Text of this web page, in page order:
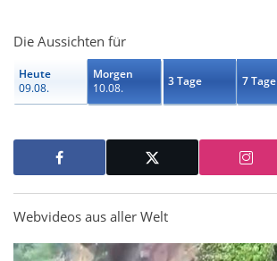
Die Aussichten für
Heute
09.08.
Morgen
10.08.
3 Tage 7 Tage
Webvideos aus aller Welt